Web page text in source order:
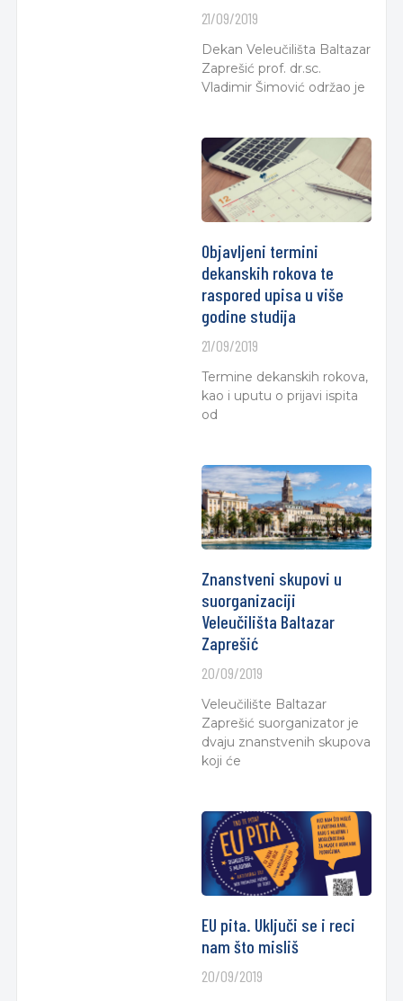
21/09/2019
Dekan Veleučilišta Baltazar
Zaprešić prof. dr.sc.
Vladimir Šimović održao je
Objavljeni termini
dekanskih rokova te
raspored upisa u više
godine studija
21/09/2019
Termine dekanskih rokova,
kao i uputu o prijavi ispita
od
Znanstveni skupovi u
suorganizaciji
Veleučilišta Baltazar
Zaprešić
20/09/2019
Veleučilište Baltazar
Zaprešić suorganizator je
dvaju znanstvenih skupova
koji će
EU pita. Uključi se i reci
nam što misliš
20/09/2019